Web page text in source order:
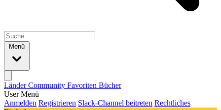
Menü
LänderCommunity Favoriten Bücher
User Menü
Anmelden Registrieren Slack-Channel beitreten Rechtliches